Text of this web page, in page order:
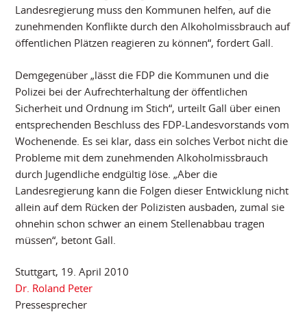
Landesregierung muss den Kommunen helfen, auf die
zunehmenden Konflikte durch den Alkoholmissbrauch auf
öffentlichen Plätzen reagieren zu können“, fordert Gall.
Demgegenüber „lässt die FDP die Kommunen und die
Polizei bei der Aufrechterhaltung der öffentlichen
Sicherheit und Ordnung im Stich“, urteilt Gall über einen
entsprechenden Beschluss des FDP-Landesvorstands vom
Wochenende. Es sei klar, dass ein solches Verbot nicht die
Probleme mit dem zunehmenden Alkoholmissbrauch
durch Jugendliche endgültig löse. „Aber die
Landesregierung kann die Folgen dieser Entwicklung nicht
allein auf dem Rücken der Polizisten ausbaden, zumal sie
ohnehin schon schwer an einem Stellenabbau tragen
müssen“, betont Gall.
Stuttgart, 19. April 2010
Dr. Roland Peter
Pressesprecher